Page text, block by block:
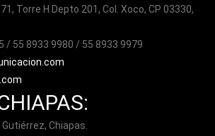
Torre H Depto 201, Col. Xoco, CP 03330,
/ 55 8933 9980 / 55 8933 9979
Chiapas.